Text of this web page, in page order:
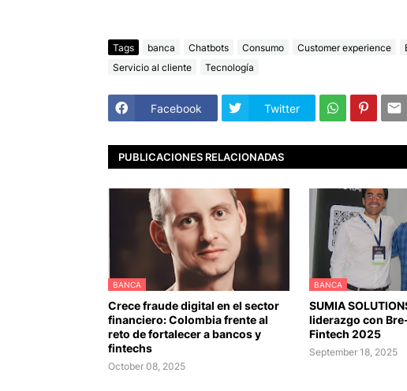
Tags banca Chatbots Consumo Customer experience
Servicio al cliente
Tecnología
Facebook Twitter
PUBLICACIONES RELACIONADAS
BANCA
Crece fraude digital en el sector
financiero: Colombia frente al
reto de fortalecer a bancos y
fintechs
October 08, 2025
BANCA
SUMIA
liderazgo con
Fintech 2025
September 18, 2025